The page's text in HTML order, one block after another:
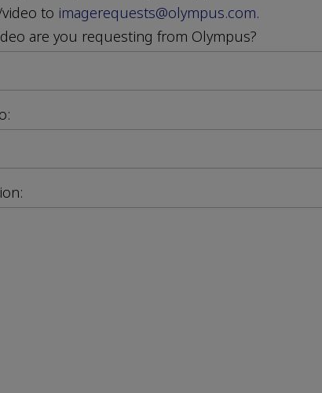
to imagerequests@olympus.com.
are you requesting from Olympus?